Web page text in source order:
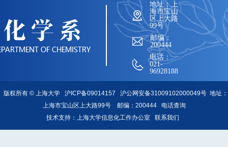
地址：上
海市宝山
区上大路
99号
邮编：
200444
电话：
021-
96928188
版权所有 ©上海大学 沪ICP备09014157 沪公网安备31009102000049号地址：
上海市宝山区上大路99号 邮编：200444 电话查询
技术支持： 上海大学信息化工作办公室 联系我们